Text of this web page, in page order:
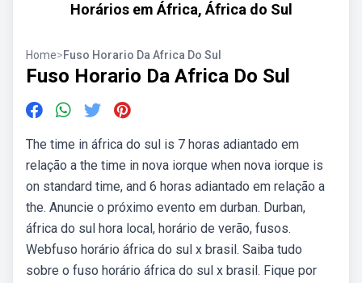
Horários em África, África do Sul
Home>Fuso Horario Da Africa Do Sul
Fuso Horario Da Africa Do Sul
The time in áfrica do sul is 7 horas adiantado em
relação a the time in nova iorque when nova iorque is
on standard time, and 6 horas adiantado em relação a
the. Anuncie o próximo evento em durban. Durban,
áfrica do sul hora local, horário de verão, fusos.
Webfuso horário áfrica do sul x brasil. Saiba tudo
sobre o fuso horário áfrica do sul x brasil. Fique por